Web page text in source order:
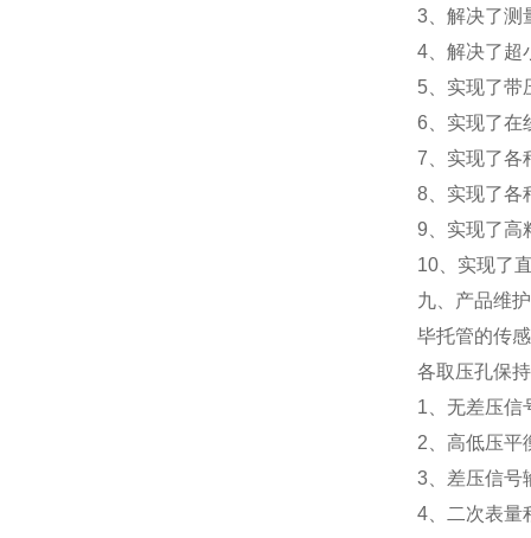
3、解决了
4、解决了超
5、实现了
6、实现了
7、实现了各
8、实现了
9、实现了
10、实现了
九、产品维
毕托管的传
各取压孔保
1、无差压信
2、高低压平
3、差压信号
4、二次表量